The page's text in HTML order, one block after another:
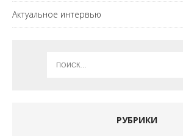
Актуальное интервью
РУБРИКИ